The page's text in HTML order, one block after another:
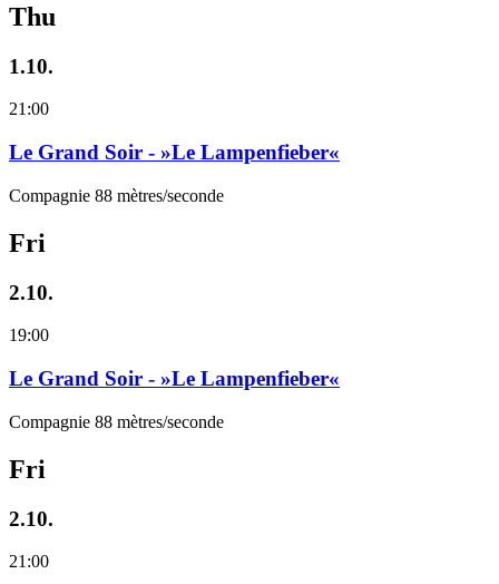
Thu
1.10.
21:00
Le Grand Soir - »Le Lampenfieber«
Compagnie 88 mètres/seconde
Fri
2.10.
19:00
Le Grand Soir - »Le Lampenfieber«
Compagnie 88 mètres/seconde
Fri
2.10.
21:00